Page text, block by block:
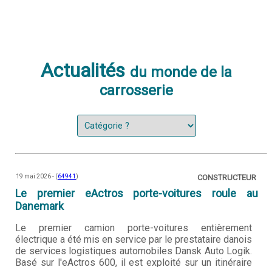
Actualités du monde de la
carrosserie
19 mai 2026 - (64941 ) CONSTRUCTEUR
Le premier eActros porte-voitures roule au
Danemark
Le premier camion porte-voitures entièrement
électrique a été mis en service par le prestataire danois
de services logistiques automobiles Dansk Auto Logik.
Basé sur l'eActros 600, il est exploité sur un itinéraire